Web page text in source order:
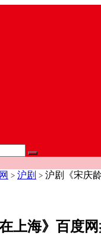
> 沪剧 > 沪剧《宋庆
上海》百度